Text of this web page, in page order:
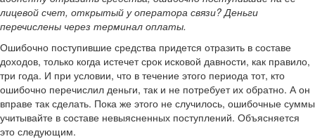
лицевой счет, открытый у оператора связи? Деньги
перечислены через терминал оплаты.
Ошибочно поступившие средства придется отразить в составе
доходов, только когда истечет срок исковой давности, как правило,
три года. И при условии, что в течение этого периода тот, кто
ошибочно перечислил деньги, так и не потребует их обратно. А он
вправе так сделать. Пока же этого не случилось, ошибочные суммы
учитывайте в составе невыясненных поступлений. Объясняется
это следующим.